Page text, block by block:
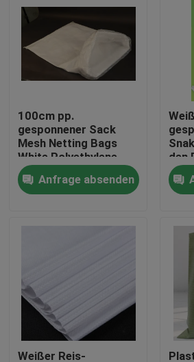
Produkte
Über uns
Qualitätskontrolle
Treten Sie mit uns in Verbindung
Fordern Sie ein Zitat
durch Hitze schrumpfbares Rohr
Gewölbter flexible Schläuche
100cm pp.
gesponnener Sack
Mesh Netting Bags
White Polyethylene
recyclebar
Anfrage absenden
den
Weißer Reis-